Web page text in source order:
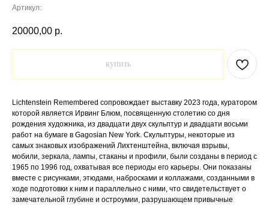
Артикул:
20000,00 р.
купить
Lichtenstein Remembered сопровождает выставку 2023 года, куратором
которой является Ирвинг Блюм, посвященную столетию со дня
рождения художника, из двадцати двух скульптур и двадцати восьми
работ на бумаге в Gagosian New York. Скульптуры, некоторые из
самых знаковых изображений Лихтенштейна, включая взрывы,
мобили, зеркала, лампы, стаканы и профили, были созданы в период с
1965 по 1996 год, охватывая все периоды его карьеры. Они показаны
вместе с рисунками, этюдами, набросками и коллажами, созданными в
ходе подготовки к ним и параллельно с ними, что свидетельствует о
замечательной глубине и остроумии, разрушающем привычные